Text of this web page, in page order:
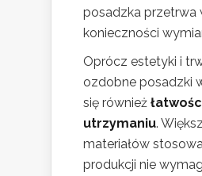
posadzka przetrwa
konieczności
Oprócz estetyki i
ozdobne posadzki
się również
utrzymaniu.
materiałów
produkcji nie